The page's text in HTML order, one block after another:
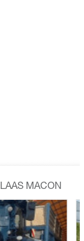
MACON
17